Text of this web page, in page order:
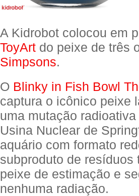
A Kidrobot colocou em
ToyArt do peixe de três
Simpsons.
O Blinky in Fish Bowl
captura o icônico peixe
uma mutação
Usina Nuclear de
aquário com formato
subproduto de
peixe de estimação e
nenhuma radiação.